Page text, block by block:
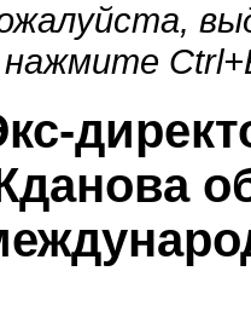
нажмите